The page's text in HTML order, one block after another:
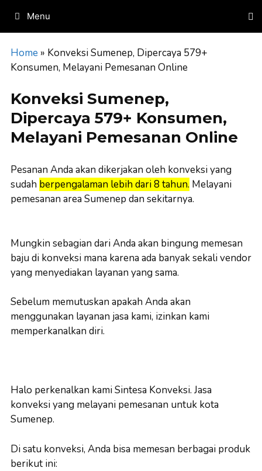
content
Menu
Home » Konveksi Sumenep, Dipercaya 579+
Konsumen, Melayani Pemesanan Online
Konveksi Sumenep,
Dipercaya 579+ Konsumen,
Melayani Pemesanan Online
Pesanan Anda akan dikerjakan oleh konveksi yang
sudah berpengalaman lebih dari 8 tahun. Melayani
pemesanan area Sumenep dan sekitarnya.
Mungkin sebagian dari Anda akan bingung memesan
baju di konveksi mana karena ada banyak sekali vendor
yang menyediakan layanan yang sama.
Sebelum memutuskan apakah Anda akan
menggunakan layanan jasa kami, izinkan kami
memperkanalkan diri.
Halo perkenalkan kami Sintesa Konveksi. Jasa
konveksi yang melayani pemesanan untuk kota
Sumenep.
Di satu konveksi, Anda bisa memesan berbagai produk
berikut ini: